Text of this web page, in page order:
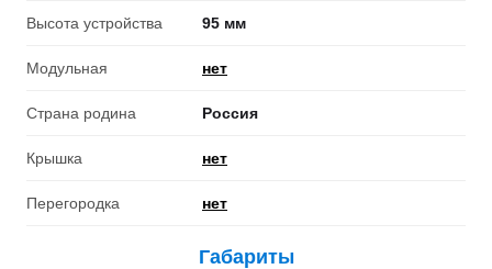
Высота устройства 95 мм
Модульная нет
Страна родина Россия
Крышка нет
Перегородка нет
Габариты